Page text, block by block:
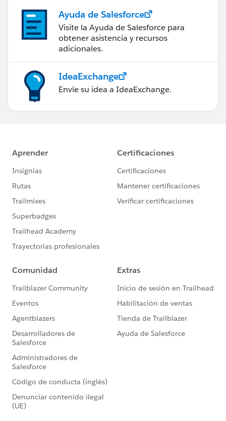
Ayuda de Salesforce
Visite la Ayuda de Salesforce para
obtener asistencia y recursos
adicionales.
IdeaExchange
Envíe su idea a IdeaExchange.